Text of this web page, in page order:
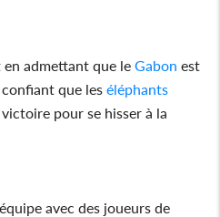
en admettant que leGabon est
confiant que leséléphants
pour se hisser à la
avec des joueurs de